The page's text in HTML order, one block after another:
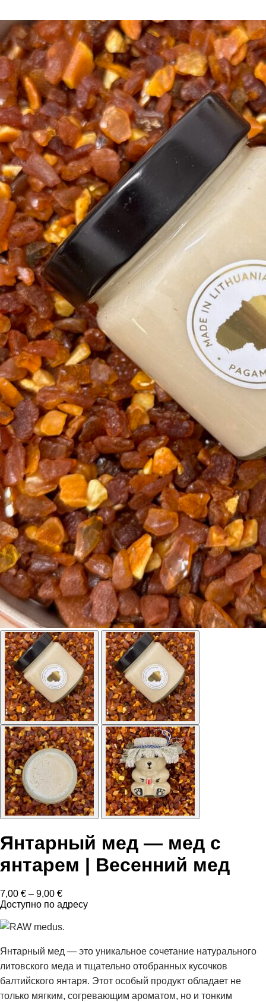
Янтарный мед — мед с
янтарем | Весенний мед
7,00 € – 9,00 €Диапазон
цен:
Доступно по адресу
Янтарный мед — это уникальное сочетание натурального
литовского меда и тщательно отобранных кусочков
балтийского янтаря. Этот особый продукт обладает не
только мягким, согревающим ароматом, но и тонким